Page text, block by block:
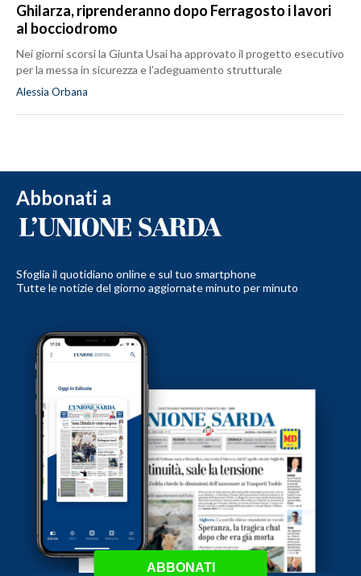
Ghilarza, riprenderanno dopo Ferragosto i lavori
al bocciodromo
Nei giorni scorsi la Giunta Usai ha approvato il progetto esecutivo
per la messa in sicurezza e l’adeguamento strutturale
Alessia Orbana
Abbonati a
Sfoglia il quotidiano online e sul tuo smartphone
Tutte le notizie del giorno aggiornate minuto per minuto
ABBONATI